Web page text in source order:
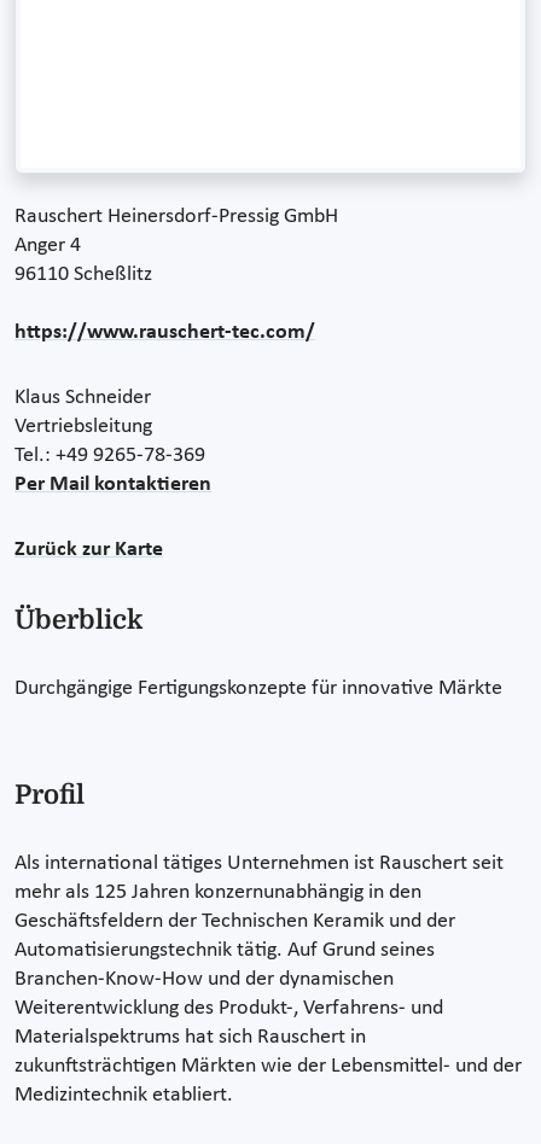
Rauschert Heinersdorf-Pressig GmbH
Anger 4
96110 Scheßlitz
https://www.rauschert-tec.com/
Klaus Schneider
Vertriebsleitung
Tel.: +49 9265-78-369
Per Mail kontaktieren
Zurück zur Karte
Überblick
Durchgängige Fertigungskonzepte für innovative Märkte
Profil
Als international tätiges Unternehmen ist Rauschert seit
mehr als 125 Jahren konzernunabhängig in den
Geschäftsfeldern der Technischen Keramik und der
Automatisierungstechnik tätig. Auf Grund seines
Branchen-Know-How und der dynamischen
Weiterentwicklung des Produkt-, Verfahrens- und
Materialspektrums hat sich Rauschert in
zukunftsträchtigen Märkten wie der Lebensmittel- und der
Medizintechnik etabliert.